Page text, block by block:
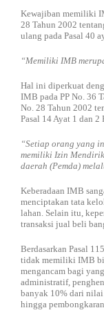
Kewajiban memiliki
28 Tahun 2002
ulang pada Pasal 40
“Memiliki IMB
Hal ini diperkuat
IMB pada PP No. 36
No. 28 Tahun 2002
Pasal 14 Ayat 1 dan
“Setiap orang yang
memiliki Izin
daerah (Pemda)
Keberadaan IMB
menciptakan tata
lahan. Selain itu,
transaksi jual beli
Berdasarkan Pasal
tidak memiliki IMB
mengancam bagi
administratif,
banyak 10% dari nilai
hingga